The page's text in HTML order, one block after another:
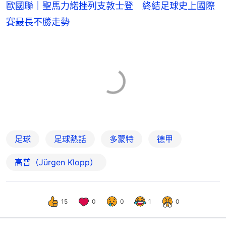
歐國聯｜聖馬力諾挫列支敦士登 終結足球史上國際
賽最長不勝走勢
足球 足球熱話 多蒙特 德甲
高普（Jürgen Klopp）
15 0 0 1 0